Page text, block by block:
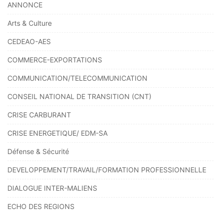
ANNONCE
Arts & Culture
CEDEAO-AES
COMMERCE-EXPORTATIONS
COMMUNICATION/TELECOMMUNICATION
CONSEIL NATIONAL DE TRANSITION (CNT)
CRISE CARBURANT
CRISE ENERGETIQUE/ EDM-SA
Défense & Sécurité
DEVELOPPEMENT/TRAVAIL/FORMATION PROFESSIONNELLE
DIALOGUE INTER-MALIENS
ECHO DES REGIONS